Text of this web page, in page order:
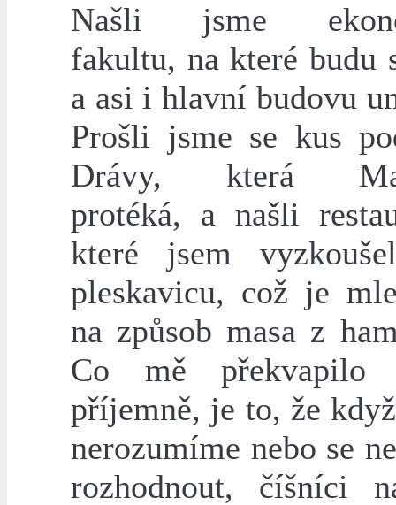
Našli jsme
fakultu, na které budu
a asi i hlavní budovu
Prošli jsme se kus
Drávy, která
protéká, a našli
které jsem
pleskavicu, což je
na způsob masa z
Co mě překvapilo
příjemně, je to, že
nerozumíme nebo se
rozhodnout, číšníci